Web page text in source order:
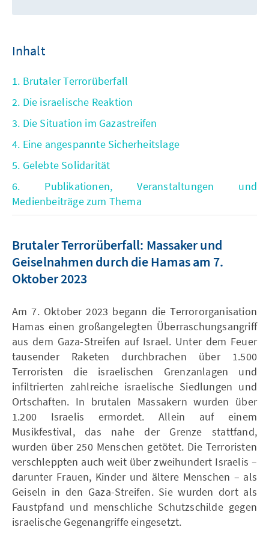
Inhalt
1. Brutaler Terrorüberfall
2. Die israelische Reaktion
3. Die Situation im Gazastreifen
4. Eine angespannte Sicherheitslage
5. Gelebte Solidarität
6. Publikationen, Veranstaltungen und
Medienbeiträge zum Thema
Brutaler Terrorüberfall: Massaker und
Geiselnahmen durch die Hamas am 7.
Oktober 2023
Am 7. Oktober 2023 begann die Terrororganisation
Hamas einen großangelegten Überraschungsangriff
aus dem Gaza-Streifen auf Israel. Unter dem Feuer
tausender Raketen durchbrachen über 1.500
Terroristen die israelischen Grenzanlagen und
infiltrierten zahlreiche israelische Siedlungen und
Ortschaften. In brutalen Massakern wurden über
1.200 Israelis ermordet. Allein auf einem
Musikfestival, das nahe der Grenze stattfand,
wurden über 250 Menschen getötet. Die Terroristen
verschleppten auch weit über zweihundert Israelis –
darunter Frauen, Kinder und ältere Menschen – als
Geiseln in den Gaza-Streifen. Sie wurden dort als
Faustpfand und menschliche Schutzschilde gegen
israelische Gegenangriffe eingesetzt.